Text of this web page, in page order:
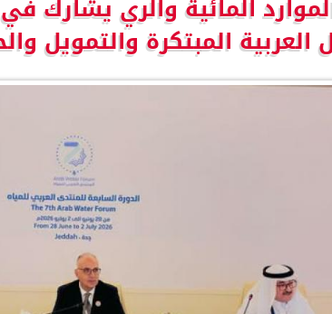
المائية والري يشارك
العربية المبتكرة والتمويل